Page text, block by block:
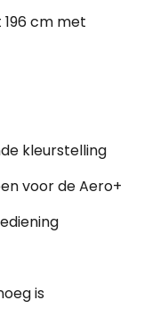
cm met
kleurstelling
voor de Aero+
is